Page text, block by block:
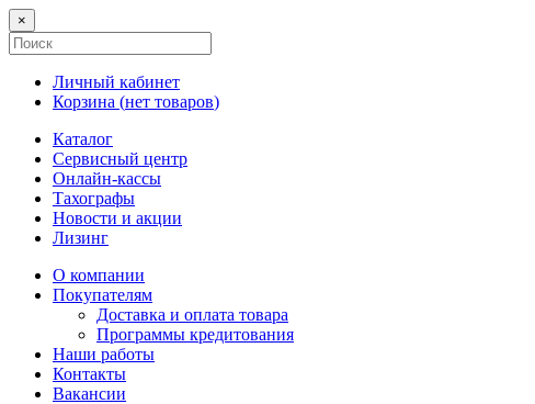
×
Личный кабинет
Корзина (нет товаров)
Каталог
Сервисный центр
Онлайн-кассы
Тахографы
Новости и акции
Лизинг
О компании
Покупателям
Доставка и оплата товара
Программы кредитования
Наши работы
Контакты
Вакансии